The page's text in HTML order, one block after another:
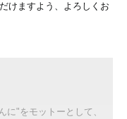
けますよう、よろしくお
に"をモットーとして、